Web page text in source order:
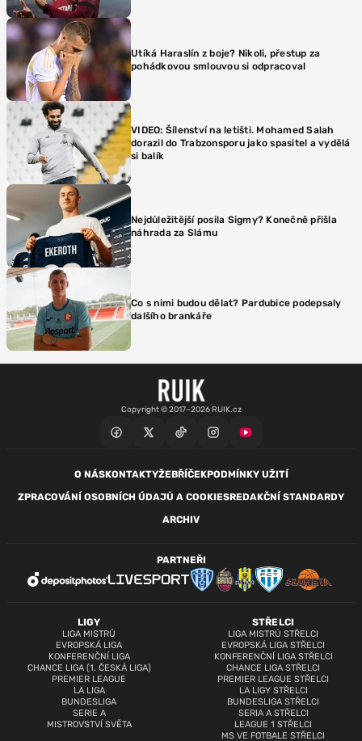
Utíká Haraslín z boje? Nikoli, přestup za
pohádkovou smlouvou si odpracoval
VIDEO: Šílenství na letišti. Mohamed Salah
dorazil do Trabzonsporu jako spasitel a vydělá
si balík
Nejdůležitější posila Sigmy? Konečně přišla
náhrada za Slámu
Co s nimi budou dělat? Pardubice podepsaly
dalšího brankáře
Copyright © 2017–2026 RUIK.cz
O NÁSKONTAKTYŽEBŘÍČEKPODMÍNKY UŽITÍ
ZPRACOVÁNÍ OSOBNÍCH ÚDAJŮ A COOKIESREDAKČNÍ STANDARDY
ARCHIV
LIGY
LIGA MISTRŮ
EVROPSKÁ LIGA
KONFERENČNÍ LIGA
CHANCE LIGA (1. ČESKÁ LIGA)
PREMIER LEAGUE
LA LIGA
BUNDESLIGA
SERIE A
MISTROVSTVÍ SVĚTA
STŘELCI
LIGA MISTRŮ STŘELCI
EVROPSKÁ LIGA STŘELCI
KONFERENČNÍ LIGA STŘELCI
CHANCE LIGA STŘELCI
PREMIER LEAGUE STŘELCI
LA LIGY STŘELCI
BUNDESLIGA STŘELCI
SERIA A STŘELCI
LEAGUE 1 STŘELCI
MS VE FOTBALE STŘELCI
PARTNEŘI